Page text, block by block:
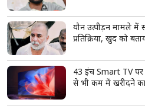
यौन उत्पीड़न मामले
प्रतिक्रिया, खुद को
43 इंच Smart TV
से भी कम में खरीदने